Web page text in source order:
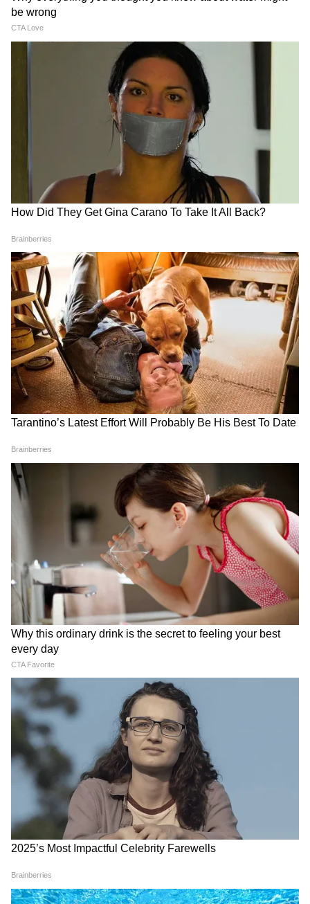
Indian Economy: নরেন্দ্র মোদীর নেতৃত্বে ১২ বছরে
বদলে গেছে দেশের অর্থনীতি, প্রশংসায় পঞ্চমুখ
শিল্পপতিরা
Indian Concert Economy Boom: লাইভ ইভেন্ট
অর্থনীতিতে রেকর্ড বৃদ্ধি! এই প্রথম সরকারের উদ্যোগে
3
7
Image Credit :Our Own
আধার কার্ড তাঁর ব্যাঙ্ক অ্যাকাউন্টের সঙ্গে লিঙ্ক
করা আবশ্যক
এই প্রকল্পটি সেই সমস্ত তরুণ-তরুণীদের জন্য, যারা
প্রথমবার চাকরিতে যোগ দিচ্ছেন। আবেদনকারীকে
এমন একজন ব্যক্তি হতে হবে যিনি আগে কখনও
EPFO বা এই ধরনের কোনও প্রভিডেন্ট ফান্ড
অ্যাকাউন্টে টাকা জমা করেননি। পাশাপাশি সেই
কর্মীর মাসিক মোট বেতন এক লক্ষ টাকা বা তার
কম হতে হবে। যে সংস্থায় কর্মী যোগ দিচ্ছেন, সেটি
অবশ্যই EPFO-এর অধীনে নথিভুক্ত থাকতে হবে।
সেইসঙ্গে, কর্মীর আধার কার্ড তাঁর ব্যাঙ্ক
অ্যাকাউন্টের সঙ্গে লিঙ্ক করা আবশ্যক
(pradhanmantri viksit bharat rojgar yojana
apply)।
4
7
Image Credit : Our Own
ফিন্যান্সিয়াল লিটারেসি কোর্স সম্পূর্ণ করতে হবে
যোগ্য নতুন কর্মীদের এক মাসের বেতনের সম
পরিমাণ টাকা তথা সর্বোচ্চ সেটা ১৫ হাজার পর্যন্ত,